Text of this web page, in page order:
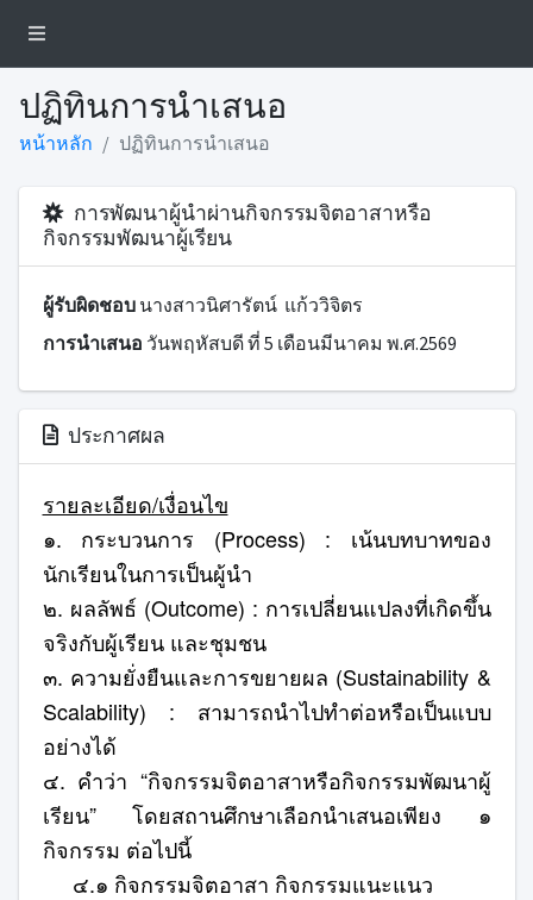
ปฏิทินการนำเสนอ
หน้าหลัก ปฏิทินการนำเสนอ
การพัฒนาผู้นำผ่านกิจกรรมจิตอาสาหรือ
กิจกรรมพัฒนาผู้เรียน
ผู้รับผิดชอบนางสาวนิศารัตน์ แก้ววิจิตร
การนำเสนอ วันพฤหัสบดี ที่ 5 เดือนมีนาคม พ.ศ.2569
ประกาศผล
รายละเอียด/เงื่อนไข
๑. กระบวนการ (Process) : เน้นบทบาทของ
นักเรียนในการเป็นผู้นำ
๒. ผลลัพธ์ (Outcome) : การเปลี่ยนแปลงที่เกิดขึ้น
จริงกับผู้เรียน และชุมชน
๓. ความยั่งยืนและการขยายผล (Sustainability &
Scalability) : สามารถนำไปทำต่อหรือเป็นแบบ
อย่างได้
๔. คำว่า “กิจกรรมจิตอาสาหรือกิจกรรมพัฒนาผู้
เรียน” โดยสถานศึกษาเลือกนำเสนอเพียง ๑
กิจกรรม ต่อไปนี้
๔.๑ กิจกรรมจิตอาสา กิจกรรมแนะแนว